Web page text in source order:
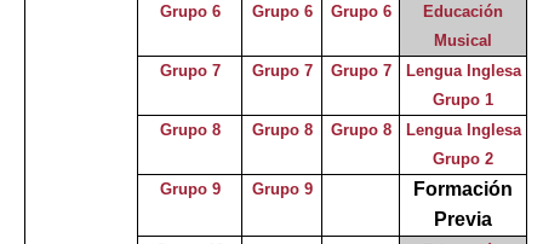
Grupo 6
Grupo 6 Grupo 6
Educación
Musical
Grupo 7
Grupo 7 Grupo 7
Lengua Inglesa
Grupo 1
Grupo 8
Grupo 8 Grupo 8
Lengua Inglesa
Grupo 2
Grupo 9
Grupo 9
Formación
Previa